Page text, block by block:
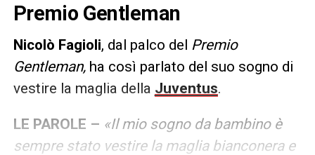
Premio Gentleman
Nicolò Fagioli, dal palco del Premio
Gentleman,ha così parlato del suo sogno di
vestire la maglia della Juventus.
LE PAROLE – «Il mio sogno da bambino è
sempre stato vestire la maglia bianconera e